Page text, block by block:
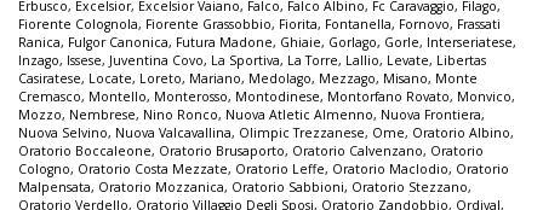
Erbusco, Excelsior, Excelsior Vaiano, Falco, Falco Albino, Fc Caravaggio, Filago,
Fiorente Colognola, Fiorente Grassobbio, Fiorita, Fontanella, Fornovo, Frassati
Ranica, Fulgor Canonica, Futura Madone, Ghiaie, Gorlago, Gorle, Interseriatese,
Inzago, Issese, Juventina Covo, La Sportiva, La Torre, Lallio, Levate, Libertas
Casiratese, Locate, Loreto, Mariano, Medolago, Mezzago, Misano, Monte
Cremasco, Montello, Monterosso, Montodinese, Montorfano Rovato, Monvico,
Mozzo, Nembrese, Nino Ronco, Nuova Atletic Almenno, Nuova Frontiera,
Nuova Selvino, Nuova Valcavallina, Olimpic Trezzanese, Ome, Oratorio Albino,
Oratorio Boccaleone, Oratorio Brusaporto, Oratorio Calvenzano, Oratorio
Cologno, Oratorio Costa Mezzate, Oratorio Leffe, Oratorio Maclodio, Oratorio
Malpensata, Oratorio Mozzanica, Oratorio Sabbioni, Oratorio Stezzano,
Oratorio Verdello, Oratorio Villaggio Degli Sposi, Oratorio Zandobbio, Ordival,